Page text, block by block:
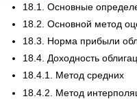
18.1. Основные
18.2. Основной метод
18.3. Норма прибыли
18.4. Доходность
18.4.1. Метод средних
18.4.2. Метод